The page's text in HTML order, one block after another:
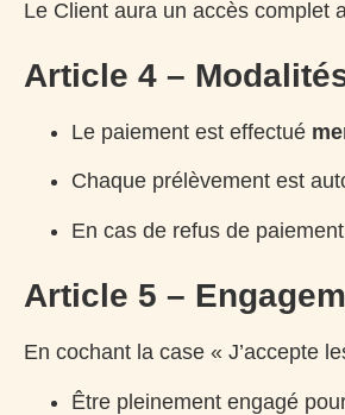
Le Client aura un accès complet
Article 4 –
Le paiement est effectué
Chaque prélèvement est
En cas de refus de
Article 5 –
En cochant la case « J’accepte
Être pleinement engagé